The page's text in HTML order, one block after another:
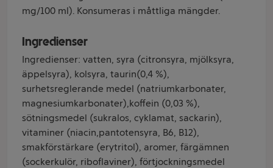
mg/100 ml). Konsumeras i måttliga mängder.
Ingredienser
Ingredienser: vatten, syra (citronsyra, mjölksyra,
äppelsyra), kolsyra, taurin(0,4 %),
surhetsreglerande medel (natriumkarbonater,
magnesiumkarbonater),koffein (0,03 %),
sötningsmedel (sukralos, cyklamat, sackarin),
vitaminer (niacin,pantotensyra, B6, B12),
smakförstärkare (erytritol), aromer, färgämnen
(sockerkulör, riboflaviner), förtjockningsmedel